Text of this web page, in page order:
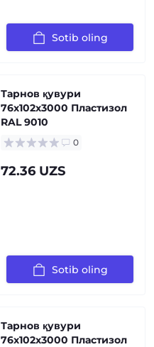
Sotib oling
Тарнов қувури
76х102х3000 Пластизол
RAL 9010
0
72.36 UZS
Sotib oling
Тарнов қувури
76х102х3000 Пластизол